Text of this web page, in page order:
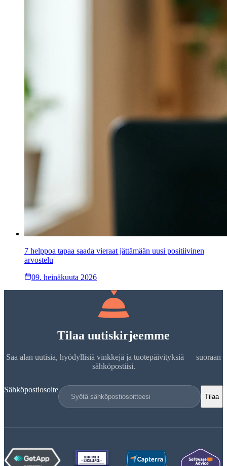
7 helppoa tapaa saada vieraat jättämään uusi positiivinen
arvostelu
09. heinäkuuta 2026
Tilaa uutiskirjeemme
Saa alan uutisia, hyödyllisiä vinkkejä ja tuotepäivityksiä — suoraan
sähköpostiisi.
Sähköpostiosoite
Tilaa